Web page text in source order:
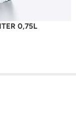
0,75L